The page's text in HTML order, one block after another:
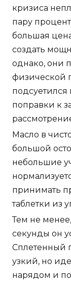
кризиса
пару
большая
создать
однако, они
физической
поправки к
Масло в
большой
небольшие
принимать
таблетки из
Тем не
секунды он
Сплетенный
узкий, но
нарядом и